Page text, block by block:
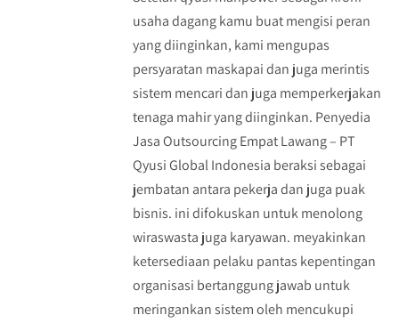
usaha dagang kamu buat mengisi peran
yang diinginkan, kami mengupas
persyaratan maskapai dan juga merintis
sistem mencari dan juga memperkerjakan
tenaga mahir yang diinginkan. Penyedia
Jasa Outsourcing Empat Lawang – PT
Qyusi Global Indonesia beraksi sebagai
jembatan antara pekerja dan juga puak
bisnis. ini difokuskan untuk menolong
wiraswasta juga karyawan. meyakinkan
ketersediaan pelaku pantas kepentingan
organisasi bertanggung jawab untuk
meringankan sistem oleh mencukupi